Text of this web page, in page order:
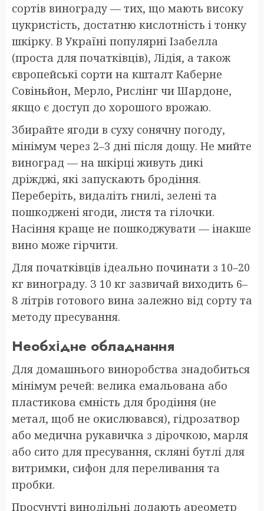
сортів винограду — тих, що мають високу
цукристість, достатню кислотність і тонку
шкірку. В Україні популярні Ізабелла
(проста для початківців), Лідія, а також
європейські сорти на кшталт Каберне
Совіньйон, Мерло, Рислінг чи Шардоне,
якщо є доступ до хорошого врожаю.
Збирайте ягоди в суху сонячну погоду,
мінімум через 2–3 дні після дощу. Не мийте
виноград — на шкірці живуть дикі
дріжджі, які запускають бродіння.
Переберіть, видаліть гнилі, зелені та
пошкоджені ягоди, листя та гілочки.
Насіння краще не пошкоджувати — інакше
вино може гірчити.
Для початківців ідеально починати з 10–20
кг винограду. З 10 кг зазвичай виходить 6–
8 літрів готового вина залежно від сорту та
методу пресування.
Необхідне обладнання
Для домашнього виноробства знадобиться
мінімум речей: велика емальована або
пластикова ємність для бродіння (не
метал, щоб не окислювався), гідрозатвор
або медична рукавичка з дірочкою, марля
або сито для пресування, скляні бутлі для
витримки, сифон для переливання та
пробки.
Просунуті винодільні додають ареометр